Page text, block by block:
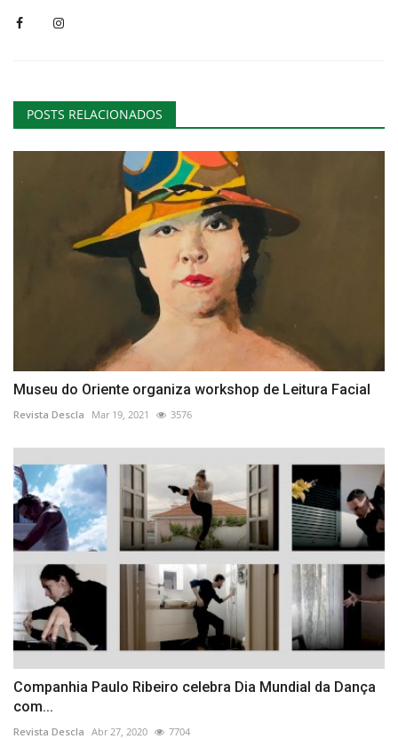
POSTS RELACIONADOS
Museu do Oriente organiza workshop de Leitura Facial
Revista Descla Mar 19, 2021 3576
Companhia Paulo Ribeiro celebra Dia Mundial da Dança
com...
Revista Descla Abr 27, 2020 7704